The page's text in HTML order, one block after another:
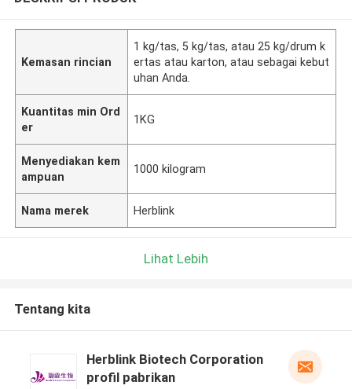
Kemasan rincian
1 kg/tas, 5 kg/tas, atau 25 kg/drum k
ertas atau karton, atau sebagai kebut
uhan Anda.
Kuantitas min Ord
er
1KG
Menyediakan kem
ampuan
1000 kilogram
Nama merek Herblink
Lihat Lebih
Tentang kita
Herblink Biotech Corporation
profil pabrikan